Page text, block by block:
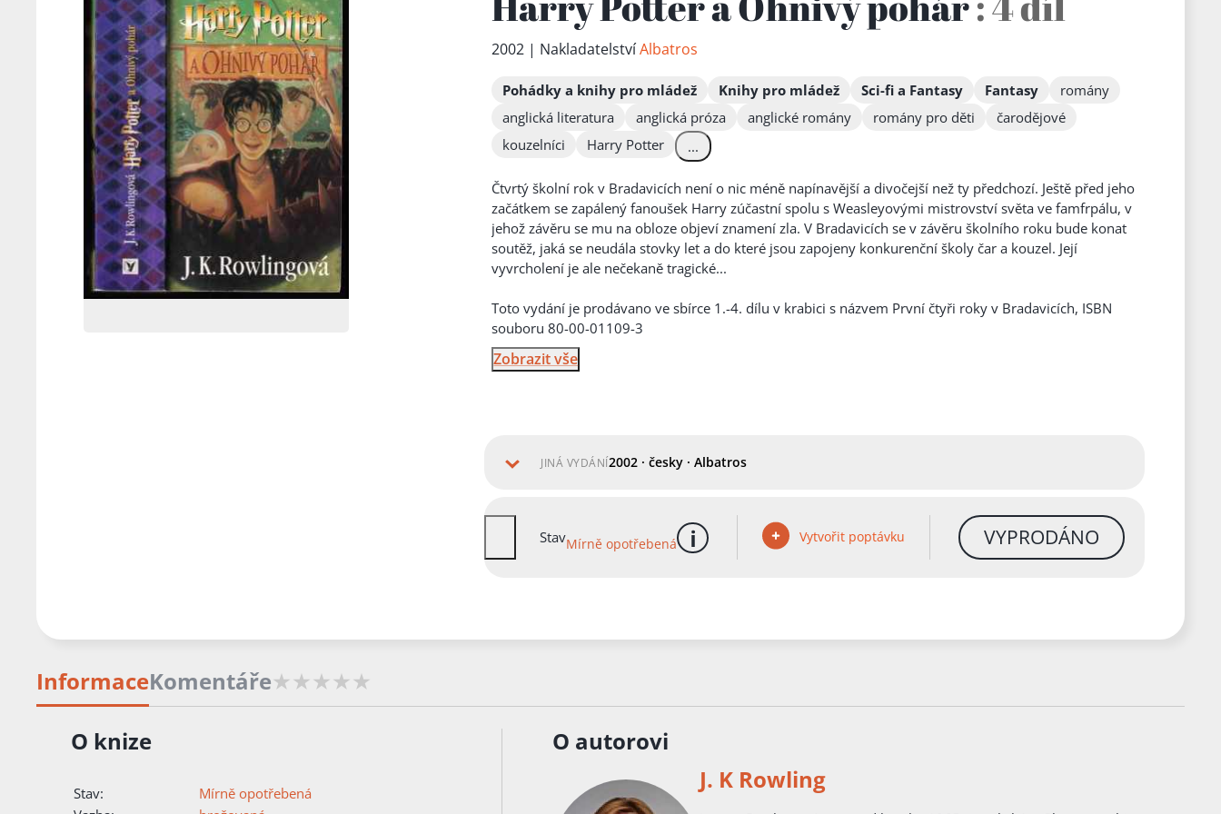
2002 | NakladatelstvíAlbatros
Pohádky a knihy pro mládež Knihy pro mládež Sci-fi a Fantasy Fantasy
romány
anglická literatura
anglická próza anglické romány romány pro děti
čarodějové
kouzelníci
Harry Potter ...
Čtvrtý školní rok v Bradavicích není o nic méně napínavější a divočejší než ty předchozí. Ještě před jeho
začátkem se zapálený fanoušek Harry zúčastní spolu s Weasleyovými mistrovství světa ve famfrpálu, v
jehož závěru se mu na obloze objeví znamení zla. V Bradavicích se v závěru školního roku bude konat
soutěž, jaká se neudála stovky let a do které jsou zapojeny konkurenční školy čar a kouzel. Její
vyvrcholení je ale nečekaně tragické...
Toto vydání je prodávano ve sbírce 1.-4. dílu v krabici s názvem První čtyři roky v Bradavicích, ISBN
souboru 80-00-01109-3
Zobrazit vše
JINÁ VYDÁNÍ2002 · česky · Albatros
StavMírně opotřebená více informací
Vytvořit poptávku VYPRODÁNO
InformaceKomentáře
O knize
Stav:
Mírně opotřebená
O autorovi
J. K Rowling